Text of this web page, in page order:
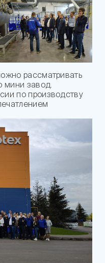
рассматривать
мини завод.
по производству